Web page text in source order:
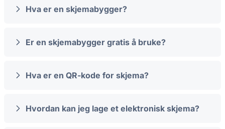
Hva er en skjemabygger?
Er en skjemabygger gratis å bruke?
Hva er en QR-kode for skjema?
Hvordan kan jeg lage et elektronisk skjema?